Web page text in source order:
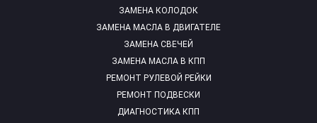
ЗАМЕНА КОЛОДОК
ЗАМЕНА МАСЛА В ДВИГАТЕЛЕ
ЗАМЕНА СВЕЧЕЙ
ЗАМЕНА МАСЛА В КПП
РЕМОНТ РУЛЕВОЙ РЕЙКИ
РЕМОНТ ПОДВЕСКИ
ДИАГНОСТИКА КПП